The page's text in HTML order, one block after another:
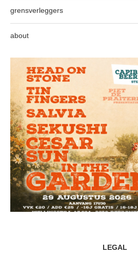
grensverleggers
about
LEGAL